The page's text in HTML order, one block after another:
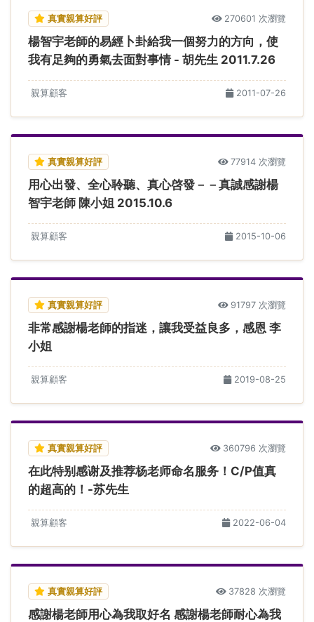
真實親算好評 270601 次瀏覽
楊智宇老師的易經卜卦給我一個努力的方向，使
我有足夠的勇氣去面對事情 - 胡先生 2011.7.26
親算顧客 2011-07-26
真實親算好評 77914 次瀏覽
用心出發、全心聆聽、真心啓發－－真誠感謝楊
智宇老師 陳小姐 2015.10.6
親算顧客 2015-10-06
真實親算好評 91797 次瀏覽
非常感謝楊老師的指迷，讓我受益良多，感恩 李
小姐
親算顧客 2019-08-25
真實親算好評 360796 次瀏覽
在此特别感谢及推荐杨老师命名服务！C/P值真
的超高的！-苏先生
親算顧客 2022-06-04
真實親算好評 37828 次瀏覽
感謝楊老師用心為我取好名 感謝楊老師耐心為我